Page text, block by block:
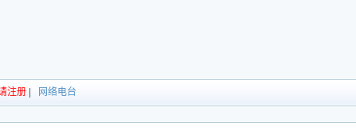
注册 网络电台